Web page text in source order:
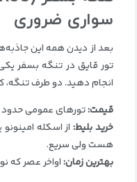
سواری ضروری
بعد از دیدن همه این
تور قایق در تنگه بسفر
انجام دهید. دو طرف تنگه،
قیمت:تورهای عمومی حدود ۲۰۰-۳۰۰ لیر. تورهای خصوصی گران‌تر.
خرید بلیط:از اسکله
هست ولی سریع.
بهترین زمان:اواخر عصر که